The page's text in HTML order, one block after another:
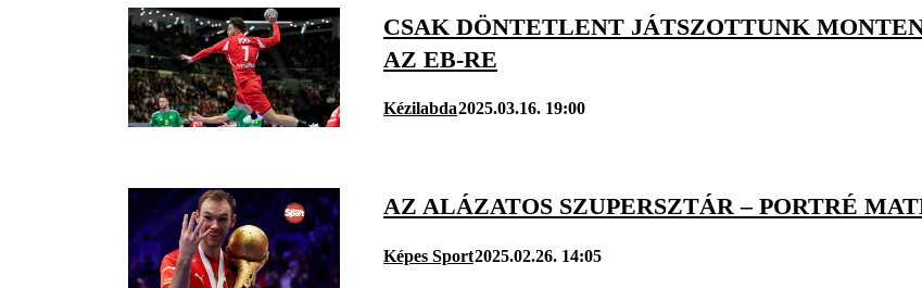
CSAK DÖNTETLENT JÁTSZOTTUNK
AZ EB-RE
Kézilabda2025.03.16. 19:00
AZ ALÁZATOS SZUPERSZTÁR – PORTRÉ
Képes Sport2025.02.26. 14:05